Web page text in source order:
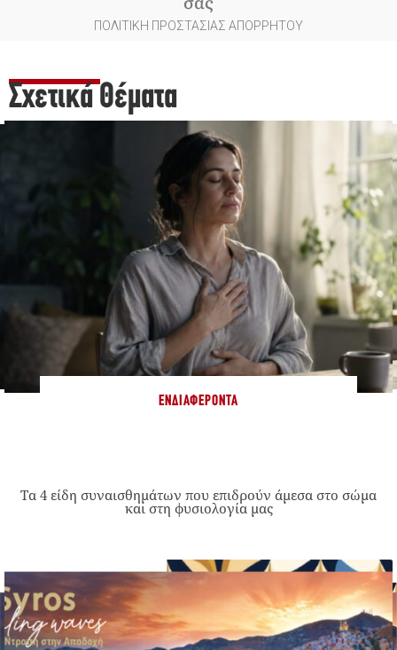
ΠΟΛΙΤΙΚΗ ΠΡΟΣΤΑΣΙΑΣ ΑΠΟΡΡΗΤΟΥ
Σχετικά Θέματα
ΕΝΔΙΑΦΈΡΟΝΤΑ
Τα 4 είδη συναισθημάτων που επιδρούν άμεσα στο σώμα
και στη φυσιολογία μας